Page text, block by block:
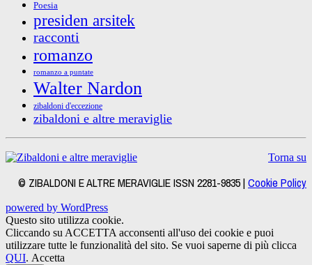
Poesia
presiden arsitek
racconti
romanzo
romanzo a puntate
Walter Nardon
zibaldoni d'eccezione
zibaldoni e altre meraviglie
Torna su
© ZIBALDONI E ALTRE MERAVIGLIE ISSN 2281-9835 | Cookie Policy
powered by WordPress
Questo sito utilizza cookie.
Cliccando su ACCETTA acconsenti all'uso dei cookie e puoi
utilizzare tutte le funzionalità del sito. Se vuoi saperne di più clicca
QUI. Accetta